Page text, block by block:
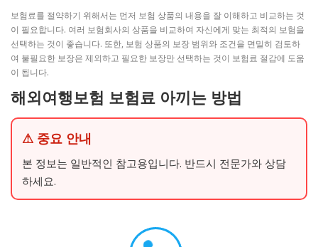
보험료를 절약하기 위해서는 먼저 보험 상품의 내용을 잘 이해하고 비교하는 것
이 필요합니다. 여러 보험회사의 상품을 비교하여 자신에게 맞는 최적의 보험을
선택하는 것이 좋습니다. 또한, 보험 상품의 보장 범위와 조건을 면밀히 검토하
여 불필요한 보장은 제외하고 필요한 보장만 선택하는 것이 보험료 절감에 도움
이 됩니다.
해외여행보험 보험료 아끼는 방법
⚠ 중요 안내
본 정보는 일반적인 참고용입니다. 반드시 전문가와 상담
하세요.